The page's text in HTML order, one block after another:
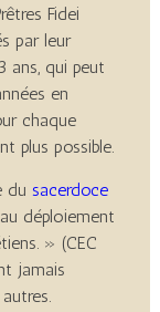
Fidei
par leur
ans, qui peut
en
chaque
plus possible.
du sacerdoce
déploiement
» (CEC
jamais